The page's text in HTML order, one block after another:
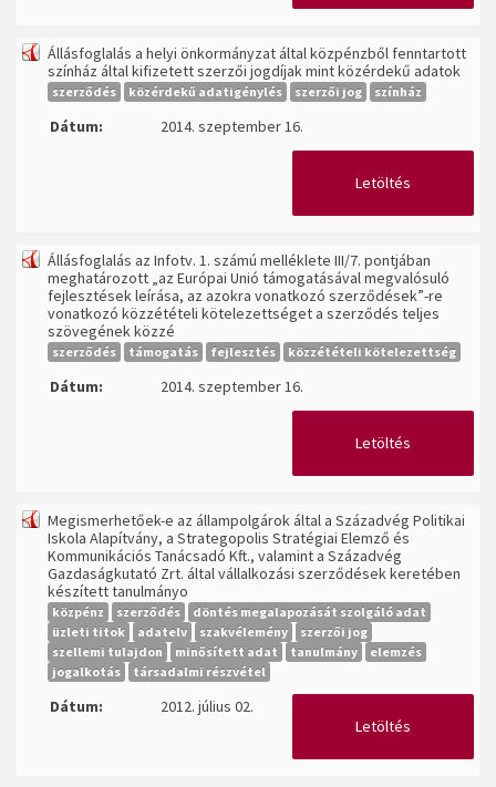
Állásfoglalás a helyi önkormányzat által közpénzből fenntartott
színház által kifizetett szerzői jogdíjak mint közérdekű adatok
szerződés közérdekű adatigénylés szerzői jog színház
Dátum: 2014. szeptember 16.
Letöltés
Állásfoglalás az Infotv. 1. számú melléklete III/7. pontjában
meghatározott „az Európai Unió támogatásával megvalósuló
fejlesztések leírása, az azokra vonatkozó szerződések”-re
vonatkozó közzétételi kötelezettséget a szerződés teljes
szövegének közzé
szerződés támogatás fejlesztés közzétételi kötelezettség
Dátum: 2014. szeptember 16.
Letöltés
Megismerhetőek-e az állampolgárok által a Századvég Politikai
Iskola Alapítvány, a Strategopolis Stratégiai Elemző és
Kommunikációs Tanácsadó Kft., valamint a Századvég
Gazdaságkutató Zrt. által vállalkozási szerződések keretében
készített tanulmányo
közpénz szerződés
döntés megalapozását szolgáló adat
üzleti titok
adatelv szakvélemény
szerzői jog
szellemi tulajdon
minősített adat tanulmány
elemzés
jogalkotás
társadalmi részvétel
Dátum:
2012. július 02.
Letöltés